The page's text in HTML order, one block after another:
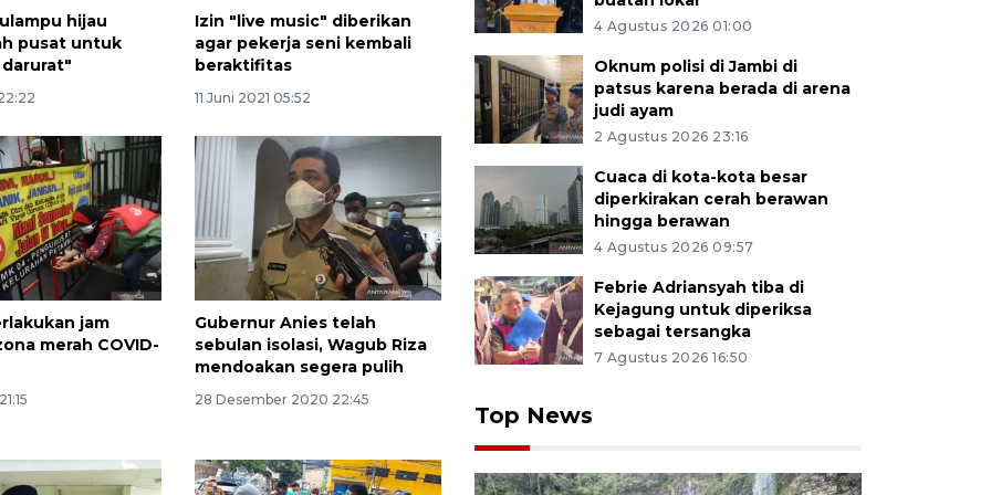
hijau
pusat untuk
Izin "live music" diberikan
agar pekerja seni kembali
beraktifitas
11 Juni 2021 05:52
jam
merah COVID-
Gubernur Anies telah
sebulan isolasi, Wagub Riza
mendoakan segera pulih
28 Desember 2020 22:45
4 Agustus 2026 01:00
Oknum polisi di Jambi di
patsus karena berada di arena
judi ayam
2 Agustus 2026 23:16
Cuaca di kota-kota besar
diperkirakan cerah berawan
hingga berawan
4 Agustus 2026 09:57
Febrie Adriansyah tiba di
Kejagung untuk diperiksa
sebagai tersangka
7 Agustus 2026 16:50
Top News